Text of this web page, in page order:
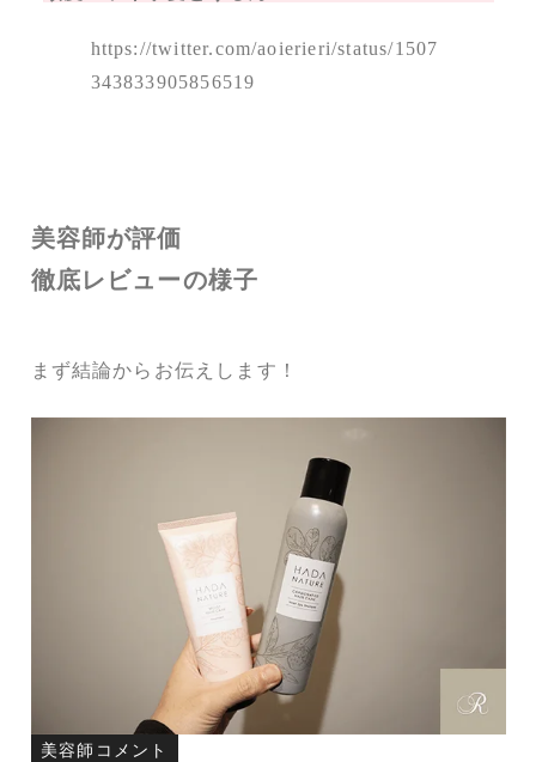
https://twitter.com/aoierieri/status/1507
343833905856519
美容師が評価
徹底レビューの様子
まず結論からお伝えします！
美容師コメント